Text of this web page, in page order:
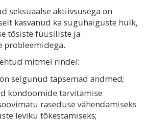
seksuaalse aktiivsusega on
kasvanud ka suguhaiguste hulk,
tõsiste füüsiliste ja
probleemidega.
mitmel rindel:
selgunud täpsemad andmed;
kondoomide tarvitamise
raseduse vähendamiseks
leviku tõkestamiseks;